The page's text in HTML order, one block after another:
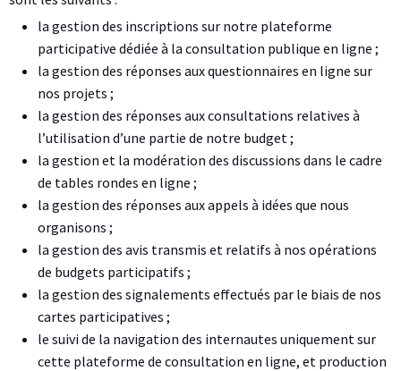
la gestion des inscriptions sur notre plateforme
participative dédiée à la consultation publique en ligne ;
la gestion des réponses aux questionnaires en ligne sur
nos projets ;
la gestion des réponses aux consultations relatives à
l’utilisation d’une partie de notre budget ;
la gestion et la modération des discussions dans le cadre
de tables rondes en ligne ;
la gestion des réponses aux appels à idées que nous
organisons ;
la gestion des avis transmis et relatifs à nos opérations
de budgets participatifs ;
la gestion des signalements effectués par le biais de nos
cartes participatives ;
le suivi de la navigation des internautes uniquement sur
cette plateforme de consultation en ligne, et production